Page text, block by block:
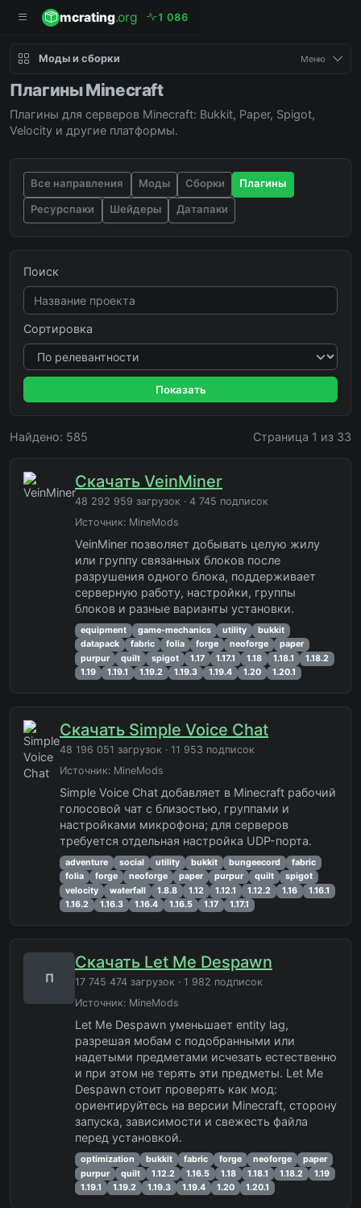
mcrating.org 1 086
Моды и сборки Меню
Плагины Minecraft
Плагины для серверов Minecraft: Bukkit, Paper, Spigot,
Velocity и другие платформы.
Все направления Моды Сборки
Плагины
Ресурспаки
Шейдеры Датапаки
Поиск
Сортировка
Показать
Найдено: 585 Страница 1 из 33
Скачать VeinMiner
48 292 959 загрузок · 4 745 подписок
Источник: MineMods
VeinMiner позволяет добывать целую жилу
или группу связанных блоков после
разрушения одного блока, поддерживает
серверную работу, настройки, группы
блоков и разные варианты установки.
equipment game-mechanics utility
bukkit
datapack
fabric folia forge neoforge
paper
purpur
quilt spigot 1.17 1.17.1 1.18 1.18.1
1.18.2
1.19
1.19.1 1.19.2 1.19.3 1.19.4 1.20 1.20.1
Скачать Simple Voice Chat
48 196 051 загрузок · 11 953 подписок
Источник: MineMods
Simple Voice Chat добавляет в Minecraft рабочий
голосовой чат с близостью, группами и
настройками микрофона; для серверов
требуется отдельная настройка UDP-порта.
adventure social utility bukkit bungeecord
fabric
folia
forge neoforge paper purpur quilt
spigot
velocity
waterfall 1.8.8 1.12 1.12.1 1.12.2 1.16
1.16.1
1.16.2
1.16.3 1.16.4 1.16.5 1.17 1.17.1
П
Скачать Let Me Despawn
17 745 474 загрузок · 1 982 подписок
Источник: MineMods
Let Me Despawn уменьшает entity lag,
разрешая мобам с подобранными или
надетыми предметами исчезать естественно
и при этом не терять эти предметы. Let Me
Despawn стоит проверять как мод:
ориентируйтесь на версии Minecraft, сторону
запуска, зависимости и свежесть файла
перед установкой.
optimization bukkit fabric forge neoforge
paper
purpur
quilt 1.12.2 1.16.5 1.18 1.18.1 1.18.2
1.19
1.19.1
1.19.2 1.19.3 1.19.4 1.20 1.20.1